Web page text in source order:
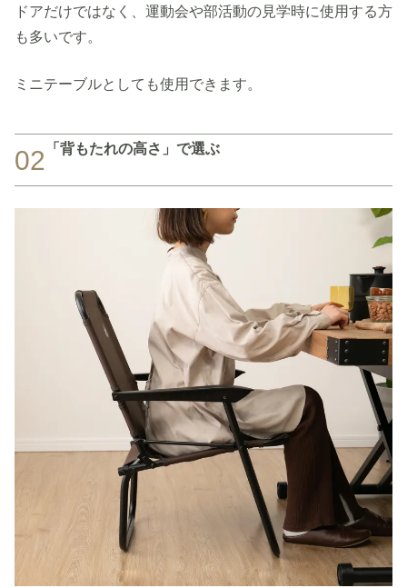
ドアだけではなく、運動会や部活動の見学時に使用する方
も多いです。
ミニテーブルとしても使用できます。
02 「背もたれの高さ」で選ぶ